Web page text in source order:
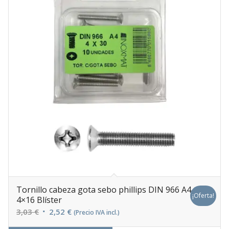
Tornillo cabeza gota sebo phillips DIN 966 A4
4×16 Blíster
3,03€ El 2,52 €El(Precio IVA incl.)
¡Oferta!